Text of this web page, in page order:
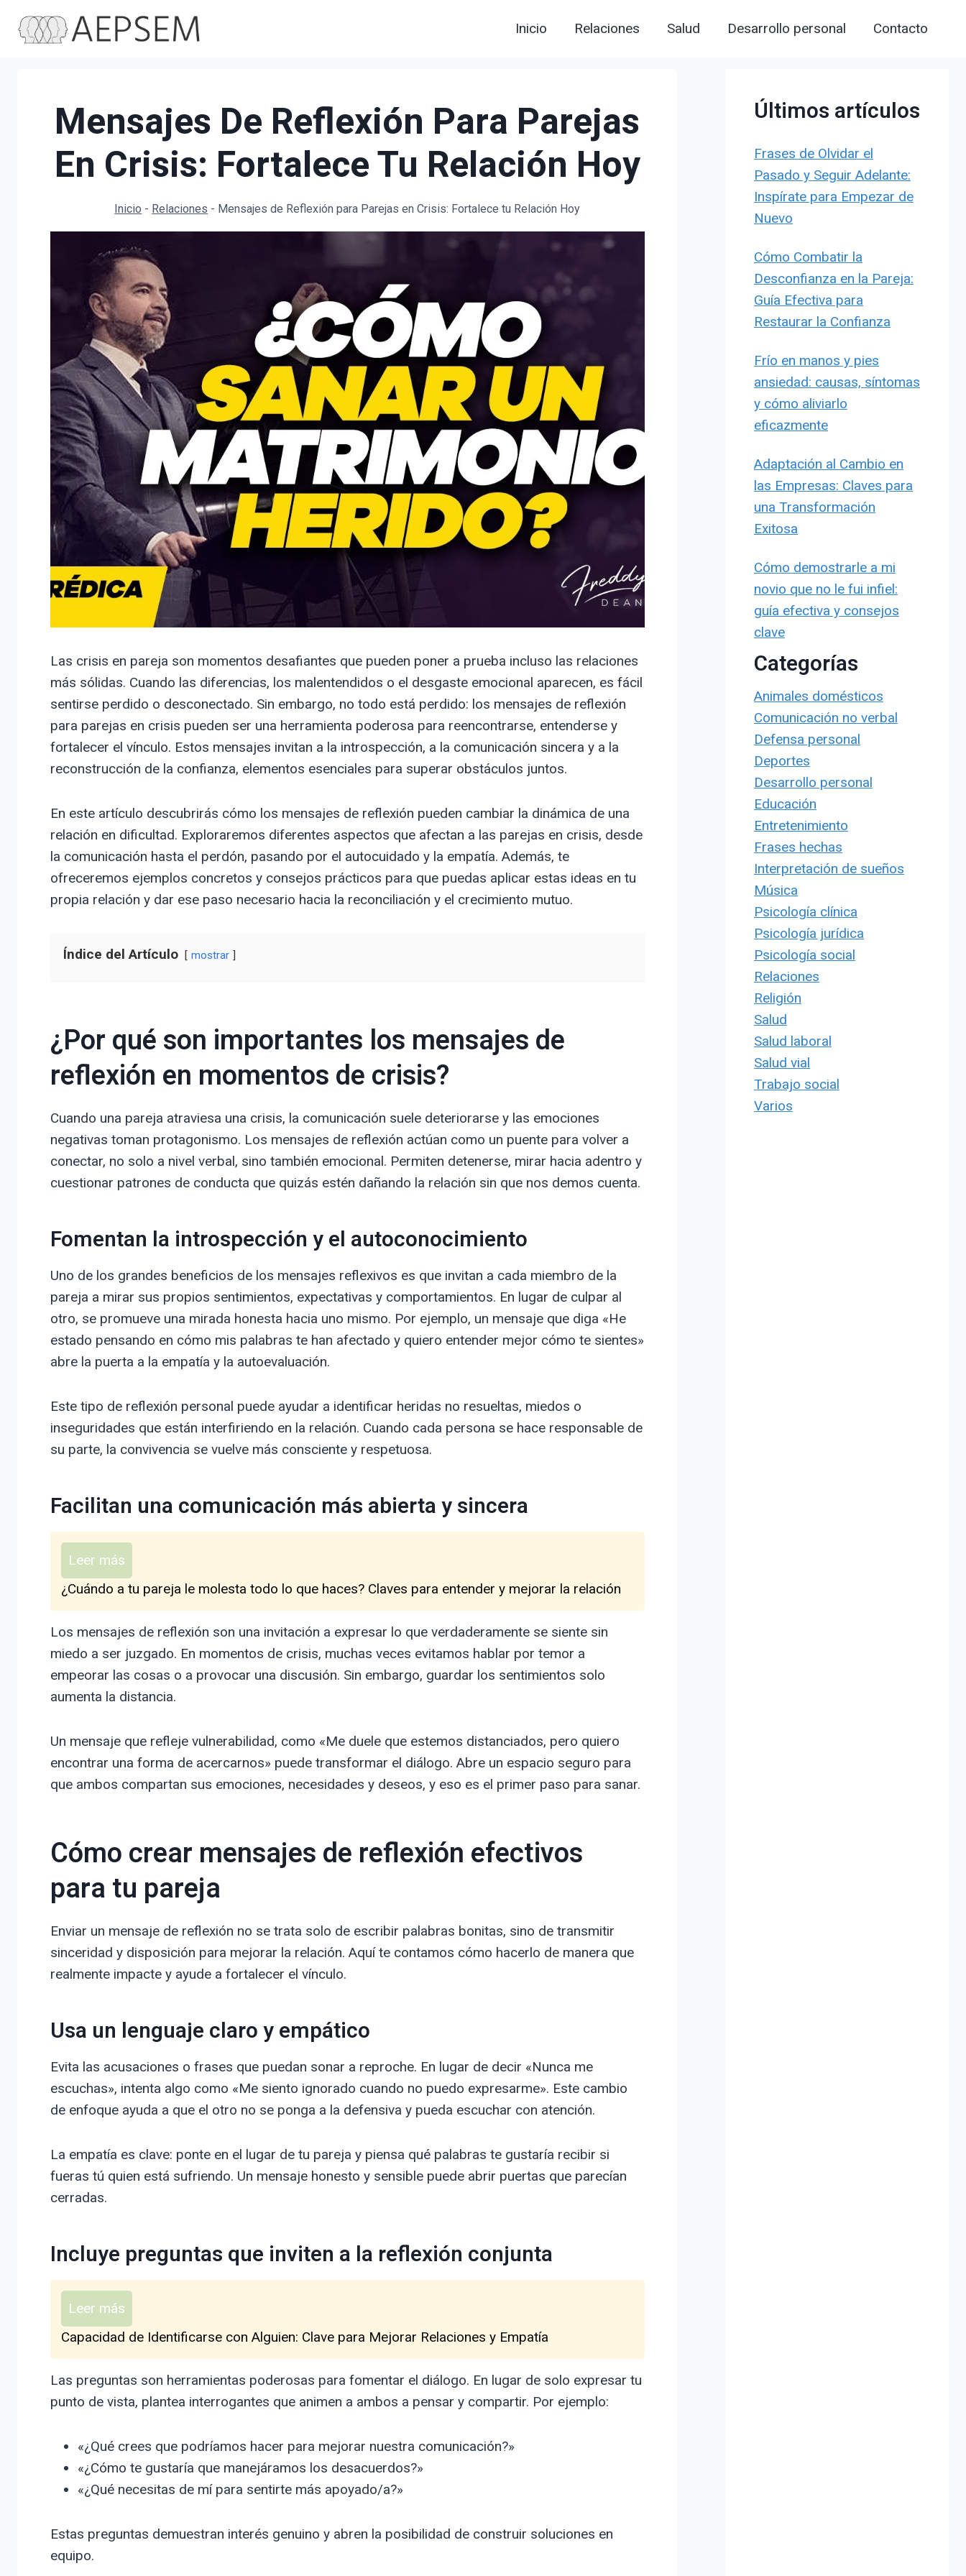
Inicio Relaciones Salud Desarrollo personal Contacto
Mensajes De Reflexión Para Parejas
En Crisis: Fortalece Tu Relación Hoy
Inicio - Relaciones - Mensajes de Reflexión para Parejas en Crisis: Fortalece tu Relación Hoy
Las crisis en pareja son momentos desafiantes que pueden poner a prueba incluso las relaciones
más sólidas. Cuando las diferencias, los malentendidos o el desgaste emocional aparecen, es fácil
sentirse perdido o desconectado. Sin embargo, no todo está perdido: los mensajes de reflexión
para parejas en crisis pueden ser una herramienta poderosa para reencontrarse, entenderse y
fortalecer el vínculo. Estos mensajes invitan a la introspección, a la comunicación sincera y a la
reconstrucción de la confianza, elementos esenciales para superar obstáculos juntos.
En este artículo descubrirás cómo los mensajes de reflexión pueden cambiar la dinámica de una
relación en dificultad. Exploraremos diferentes aspectos que afectan a las parejas en crisis, desde
la comunicación hasta el perdón, pasando por el autocuidado y la empatía. Además, te
ofreceremos ejemplos concretos y consejos prácticos para que puedas aplicar estas ideas en tu
propia relación y dar ese paso necesario hacia la reconciliación y el crecimiento mutuo.
Índice del Artículo mostrar
¿Por qué son importantes los mensajes de
reflexión en momentos de crisis?
Cuando una pareja atraviesa una crisis, la comunicación suele deteriorarse y las emociones
negativas toman protagonismo. Los mensajes de reflexión actúan como un puente para volver a
conectar, no solo a nivel verbal, sino también emocional. Permiten detenerse, mirar hacia adentro y
cuestionar patrones de conducta que quizás estén dañando la relación sin que nos demos cuenta.
Fomentan la introspección y el autoconocimiento
Uno de los grandes beneficios de los mensajes reflexivos es que invitan a cada miembro de la
pareja a mirar sus propios sentimientos, expectativas y comportamientos. En lugar de culpar al
otro, se promueve una mirada honesta hacia uno mismo. Por ejemplo, un mensaje que diga «He
estado pensando en cómo mis palabras te han afectado y quiero entender mejor cómo te sientes»
abre la puerta a la empatía y la autoevaluación.
Este tipo de reflexión personal puede ayudar a identificar heridas no resueltas, miedos o
inseguridades que están interfiriendo en la relación. Cuando cada persona se hace responsable de
su parte, la convivencia se vuelve más consciente y respetuosa.
Facilitan una comunicación más abierta y sincera
Leer más
¿Cuándo a tu pareja le molesta todo lo que haces? Claves para entender y mejorar la relación
Los mensajes de reflexión son una invitación a expresar lo que verdaderamente se siente sin
miedo a ser juzgado. En momentos de crisis, muchas veces evitamos hablar por temor a
empeorar las cosas o a provocar una discusión. Sin embargo, guardar los sentimientos solo
aumenta la distancia.
Un mensaje que refleje vulnerabilidad, como «Me duele que estemos distanciados, pero quiero
encontrar una forma de acercarnos» puede transformar el diálogo. Abre un espacio seguro para
que ambos compartan sus emociones, necesidades y deseos, y eso es el primer paso para sanar.
Cómo crear mensajes de reflexión efectivos
para tu pareja
Enviar un mensaje de reflexión no se trata solo de escribir palabras bonitas, sino de transmitir
sinceridad y disposición para mejorar la relación. Aquí te contamos cómo hacerlo de manera que
realmente impacte y ayude a fortalecer el vínculo.
Usa un lenguaje claro y empático
Evita las acusaciones o frases que puedan sonar a reproche. En lugar de decir «Nunca me
escuchas», intenta algo como «Me siento ignorado cuando no puedo expresarme». Este cambio
de enfoque ayuda a que el otro no se ponga a la defensiva y pueda escuchar con atención.
La empatía es clave: ponte en el lugar de tu pareja y piensa qué palabras te gustaría recibir si
fueras tú quien está sufriendo. Un mensaje honesto y sensible puede abrir puertas que parecían
cerradas.
Incluye preguntas que inviten a la reflexión conjunta
Leer más
Capacidad de Identificarse con Alguien: Clave para Mejorar Relaciones y Empatía
Las preguntas son herramientas poderosas para fomentar el diálogo. En lugar de solo expresar tu
punto de vista, plantea interrogantes que animen a ambos a pensar y compartir. Por ejemplo:
«¿Qué crees que podríamos hacer para mejorar nuestra comunicación?»
«¿Cómo te gustaría que manejáramos los desacuerdos?»
«¿Qué necesitas de mí para sentirte más apoyado/a?»
Estas preguntas demuestran interés genuino y abren la posibilidad de construir soluciones en
equipo.
Últimos artículos
Frases de Olvidar el
Pasado y Seguir Adelante:
Inspírate para Empezar de
Nuevo
Cómo Combatir la
Desconfianza en la Pareja:
Guía Efectiva para
Restaurar la Confianza
Frío en manos y pies
ansiedad: causas, síntomas
y cómo aliviarlo
eficazmente
Adaptación al Cambio en
las Empresas: Claves para
una Transformación
Exitosa
Cómo demostrarle a mi
novio que no le fui infiel:
guía efectiva y consejos
clave
Categorías
Animales domésticos
Comunicación no verbal
Defensa personal
Deportes
Desarrollo personal
Educación
Entretenimiento
Frases hechas
Interpretación de sueños
Música
Psicología clínica
Psicología jurídica
Psicología social
Relaciones
Religión
Salud
Salud laboral
Salud vial
Trabajo social
Varios